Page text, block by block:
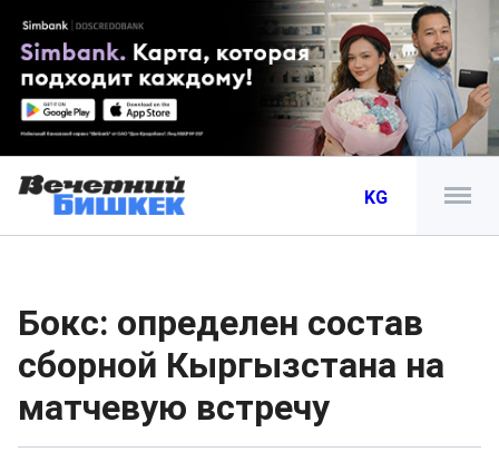
KG
Бокс: определен состав
сборной Кыргызстана на
матчевую встречу